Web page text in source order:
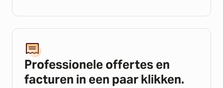
Professionele offertes en
facturen in een paar klikken.